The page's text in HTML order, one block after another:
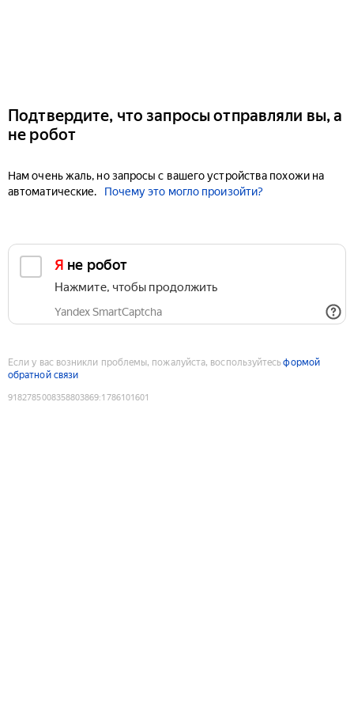
Подтвердите, что запросы отправляли вы, а
не робот
Нам очень жаль, но запросы с вашего устройства похожи на
автоматические.
Почему это могло произойти?
Я не робот
Нажмите, чтобы продолжить
Yandex SmartCaptcha
Если у вас возникли проблемы, пожалуйста, воспользуйтесьформой
обратной связи
9182785008358803869:1786101601